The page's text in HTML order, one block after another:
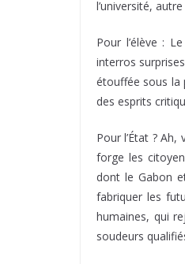
l’université,
Pour l’élève :
interros
étouffée sous la
des esprits
Pour l’État ?
forge les
dont le Gabon
fabriquer les
humaines, qui
soudeurs